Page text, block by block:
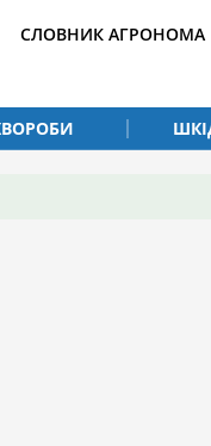
СЛОВНИК АГРОНОМА